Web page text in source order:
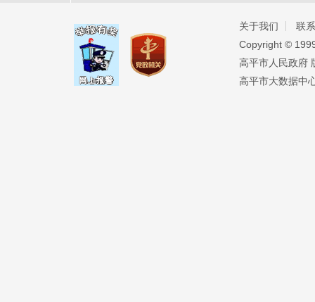
关于我们
联
Copyright ©️
高平市人民政府
高平市大数据